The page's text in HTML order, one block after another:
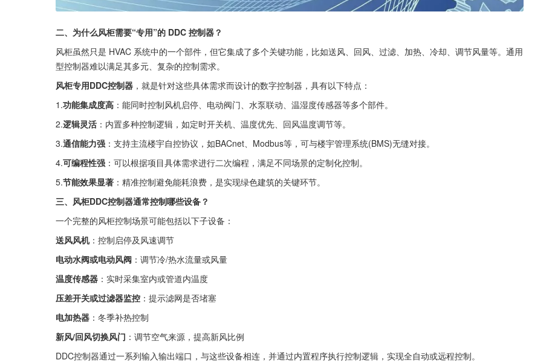
二、为什么风柜需要“专用”的 DDC 控制器？
风柜虽然只是 HVAC 系统中的一个部件，但它集成了多个关键功能，比如送风、回风、过滤、加热、冷却、调节风量等。通用
型控制器难以满足其多元、复杂的控制需求。
风柜专用DDC控制器 ，就是针对这些具体需求而设计的数字控制器，具有以下特点：
1.功能集成度高 ：能同时控制风机启停、电动阀门、水泵联动、温湿度传感器等多个部件。
2.逻辑灵活 ：内置多种控制逻辑，如定时开关机、温度优先、回风温度调节等。
3.通信能力强 ：支持主流楼宇自控协议，如BACnet、Modbus等，可与楼宇管理系统(BMS)无缝对接。
4.可编程性强 ：可以根据项目具体需求进行二次编程，满足不同场景的定制化控制。
5.节能效果显著 ：精准控制避免能耗浪费，是实现绿色建筑的关键环节。
三、风柜DDC控制器通常控制哪些设备？
一个完整的风柜控制场景可能包括以下子设备：
送风风机：控制启停及风速调节
电动水阀或电动风阀 ：调节冷/热水流量或风量
温度传感器 ：实时采集室内或管道内温度
压差开关或过滤器监控 ：提示滤网是否堵塞
电加热器 ：冬季补热控制
新风/回风切换风门 ：调节空气来源，提高新风比例
DDC控制器通过一系列输入输出端口，与这些设备相连，并通过内置程序执行控制逻辑，实现全自动或远程控制。